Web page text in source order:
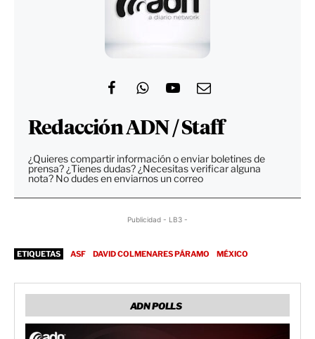
Redacción ADN / Staff
¿Quieres compartir información o enviar boletines de
prensa? ¿Tienes dudas? ¿Necesitas verificar alguna
nota? No dudes en enviarnos un correo
Publicidad - LB3 -
ETIQUETAS ASF DAVID COLMENARES PÁRAMO MÉXICO
ADN POLLS